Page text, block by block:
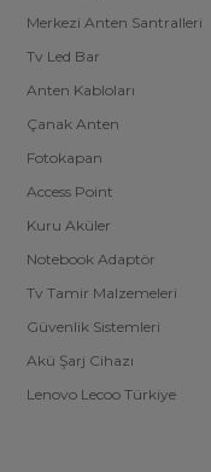
Merkezi Anten Santralleri
Tv Led Bar
Anten Kabloları
Çanak Anten
Fotokapan
Access Point
Kuru Aküler
Notebook Adaptör
Tv Tamir Malzemeleri
Güvenlik Sistemleri
Akü Şarj Cihazı
Lenovo Lecoo Türkiye